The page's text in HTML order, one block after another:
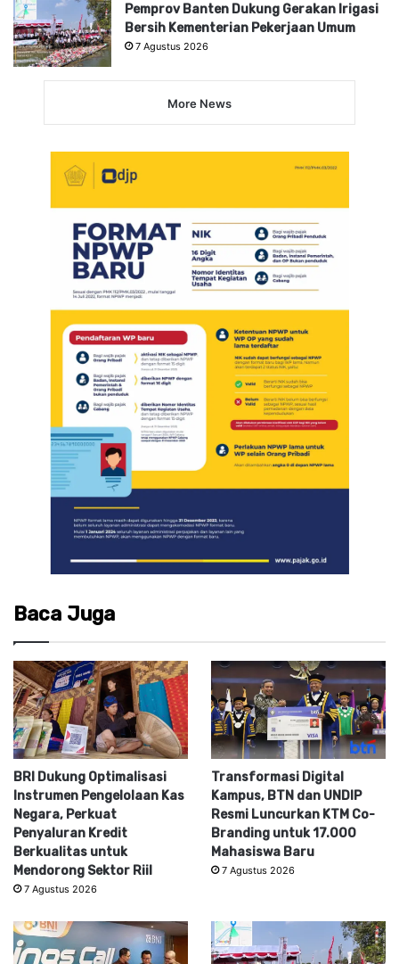
Pemprov Banten Dukung Gerakan Irigasi
Bersih Kementerian Pekerjaan Umum
7 Agustus 2026
More News
Baca Juga
BRI Dukung Optimalisasi
Instrumen Pengelolaan Kas
Negara, Perkuat
Penyaluran Kredit
Berkualitas untuk
Mendorong Sektor Riil
7 Agustus 2026
Transformasi Digital
Kampus, BTN dan UNDIP
Resmi Luncurkan KTM Co-
Branding untuk 17.000
Mahasiswa Baru
7 Agustus 2026